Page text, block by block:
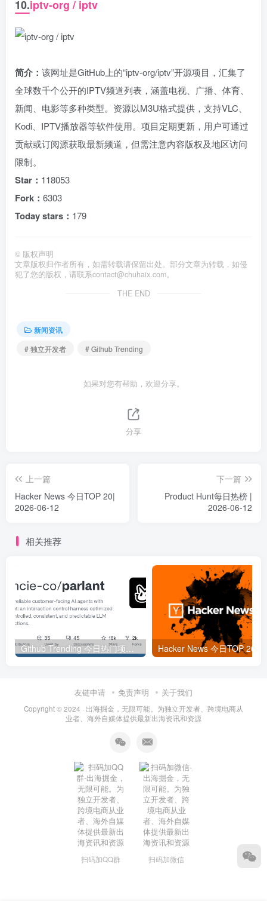
10.iptv-org / iptv
简介： 该网址是GitHub上的“iptv-org/iptv”开源项目，汇集了
全球数千个公开的IPTV频道列表，涵盖电视、广播、体育、
新闻、电影等多种类型。资源以M3U格式提供，支持VLC、
Kodi、IPTV播放器等软件使用。项目定期更新，用户可通过
贡献或订阅源获取最新频道，但需注意内容版权及地区访问
限制。
Star： 118053
Fork： 6303
Today stars： 179
© 版权声明
文章版权归作者所有，如需转载请保留出处。部分文章为转载，如侵
犯了您的版权，请联系contact@chuhaix.com。
THE END
新闻资讯
# 独立开发者
# Github Trending
如果对您有帮助，欢迎分享。
分享
上一篇
Hacker News 今日TOP 20|
2026-06-12
下一篇
Product Hunt每日热榜 |
2026-06-12
相关推荐
Github Trending 今日热门项目 | 2025-09-06
友链申请 免责声明 关于我们
Copyright © 2024 · 出海掘金，无限可能。为独立开发者、跨境电商从
业者、海外自媒体提供最新出海资讯和资源
扫码加QQ群 扫码加微信